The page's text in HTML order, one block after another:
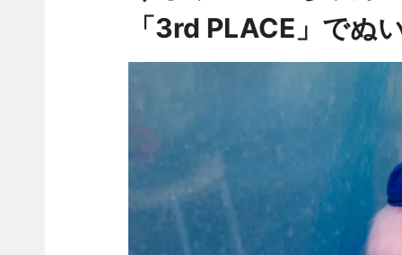
「3rd PLACE」でぬ